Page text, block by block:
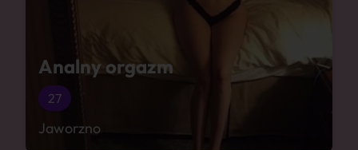
Analny orgazm
27
Jaworzno